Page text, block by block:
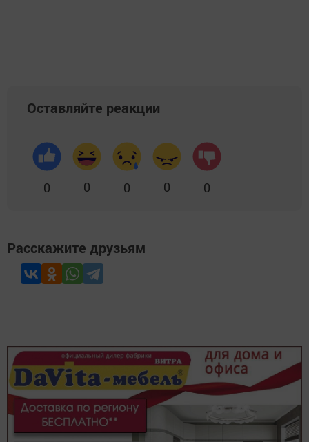
Оставляйте реакции
0 0 0 0 0
Расскажите друзьям